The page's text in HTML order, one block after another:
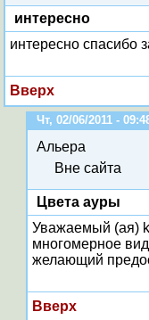
интересно
интересно спасибо
Вверх
Чт, 02/06/2011 -
Альера
Вне сайта
Цвета ауры
Уважаемый (ая)
многомерное
желающий
Вверх